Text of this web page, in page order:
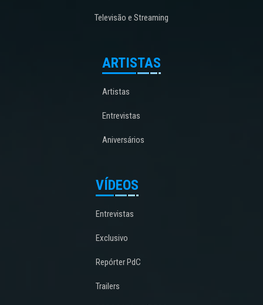
Televisão e Streaming
ARTISTAS
Artistas
Entrevistas
Aniversários
VÍDEOS
Entrevistas
Exclusivo
Repórter PdC
Trailers